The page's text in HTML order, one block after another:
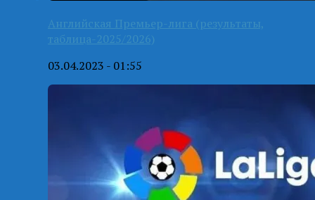
Английская Премьер-лига (результаты,
таблица-2025/2026)
03.04.2023 - 01:55